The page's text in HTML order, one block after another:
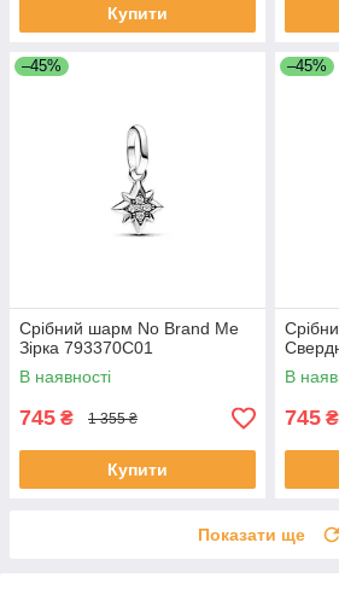
Купити
–45%
Срібний шарм No Brand Ме
Зірка 793370C01
В наявності
745 ₴ 1 355 ₴
Купити
–45%
В
745 ₴
Показати ще